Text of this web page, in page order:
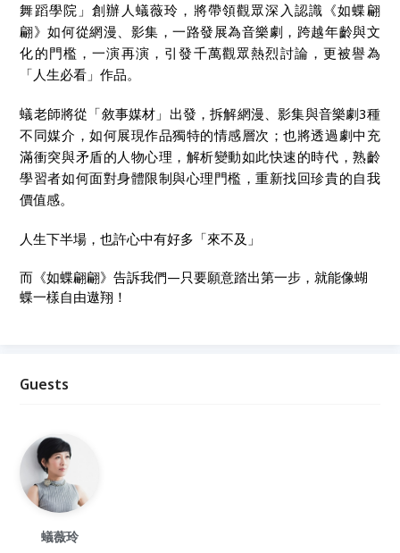
舞蹈學院」創辦人蟻薇玲，將帶領觀眾深入認識《如蝶翩
翩》如何從網漫、影集，一路發展為音樂劇，跨越年齡與文
化的門檻，一演再演，引發千萬觀眾熱烈討論，更被譽為
「人生必看」作品。
蟻老師將從「敘事媒材」出發，拆解網漫、影集與音樂劇3種
不同媒介，如何展現作品獨特的情感層次；也將透過劇中充
滿衝突與矛盾的人物心理，解析變動如此快速的時代，熟齡
學習者如何面對身體限制與心理門檻，重新找回珍貴的自我
價值感。
人生下半場，也許心中有好多「來不及」
而《如蝶翩翩》告訴我們—只要願意踏出第一步，就能像蝴
蝶一樣自由遨翔！
Guests
蟻薇玲